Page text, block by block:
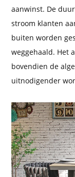
aanwinst. De
stroom klanten
buiten worden
weggehaald. Het
bovendien de
uitnodigender